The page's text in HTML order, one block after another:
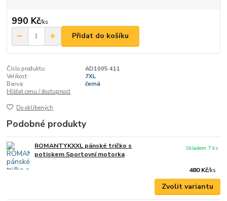
990 Kč/ks
Přidat do košíku
Číslo produktu:
AD1005 411
Velikost:
7XL
Barva:
černá
Hlídat cenu / dostupnost
Do oblíbených
Podobné produkty
ROMANTYKXXL pánské tričko s
potiskem Sportovní motorka
480 Kč/ks
Skladem 7 ks
Zvolit variantu